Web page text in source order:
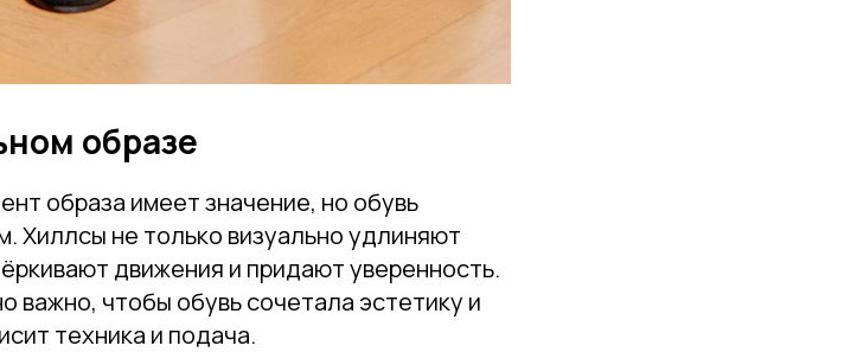
образе
образа имеет значение, но обувь
Хиллсы не только визуально удлиняют
движения и придают уверенность.
важно, чтобы обувь сочетала эстетику и
техника и подача.